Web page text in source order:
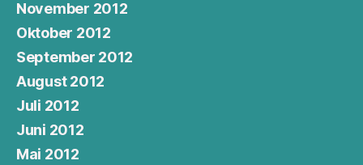
November 2012
Oktober 2012
September 2012
August 2012
Juli 2012
Juni 2012
Mai 2012